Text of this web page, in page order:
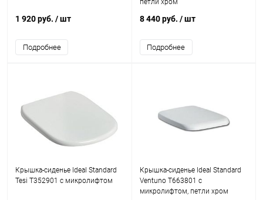
1 920 руб. / шт
Подробнее
петли хром
8 440 руб. / шт
Подробнее
Крышка-сиденье Ideal Standard
Tesi T352901 с микролифтом
Крышка-сиденье Ideal Standard
Ventuno T663801 с
микролифтом, петли хром